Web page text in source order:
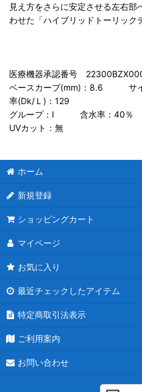
見え方をさらに安定させる左右
わせた「ハイブリッドトーリック
医療機器承認番号
ベースカーブ(mm)：8.6 サ
率(Dk/Ｌ)：129
グループ：I 含水率：40
UVカット：無
ホーム
新規登録
ショッピングカート
マイページ
お気に入り
最近チェックしたアイテム
特定商取引法表示
ご利用案内
お問い合わせ